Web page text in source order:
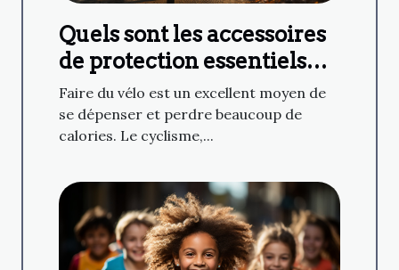
Quels sont les accessoires
de protection essentiels
pour faire du cyclisme ?
Faire du vélo est un excellent moyen de
se dépenser et perdre beaucoup de
calories. Le cyclisme,...